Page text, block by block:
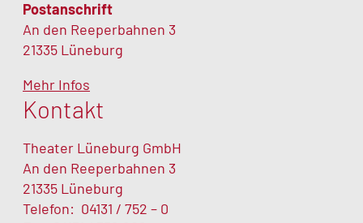
Postanschrift
An den Reeperbahnen 3
21335 Lüneburg
Mehr Infos
Kontakt
Theater Lüneburg GmbH
An den Reeperbahnen 3
21335 Lüneburg
Telefon: 04131 / 752 – 0